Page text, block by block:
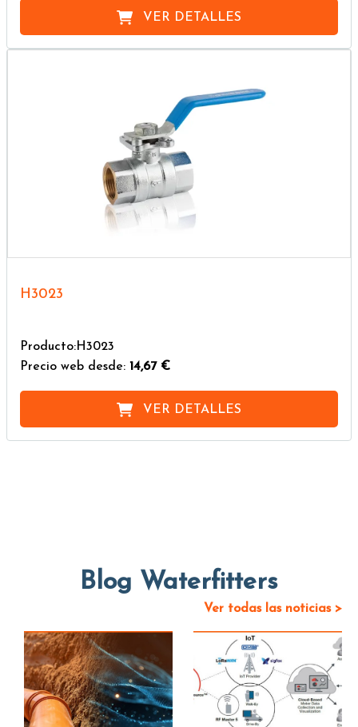
VER DETALLES
H3023
Producto:H3023
Precio web desde: 14,67 €
VER DETALLES
Blog Waterfitters
Ver todas las noticias >